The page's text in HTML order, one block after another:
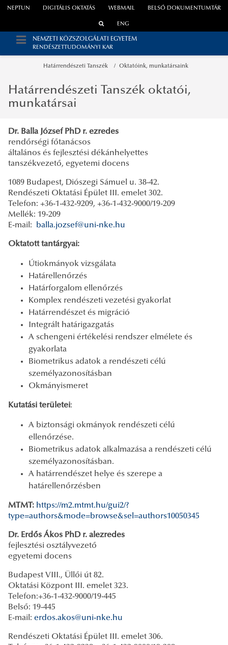
WEBMAIL
NEPTUN DIGITÁLIS OKTATÁS BELSŐ DOKUMENTUMTÁR
ENG
NEMZETI KÖZSZOLGÁLATI EGYETEM
RENDÉSZETTUDOMÁNYI KAR
Határrendészeti Tanszék Oktatóink, munkatársaink
Határrendészeti Tanszék oktatói,
munkatársai
Dr. Balla József PhD r. ezredes
rendőrségi főtanácsos
általános és fejlesztési dékánhelyettes
tanszékvezető, egyetemi docens
1089 Budapest, Diószegi Sámuel u. 38-42.
Rendészeti Oktatási Épület III. emelet 302.
Telefon: +36-1-432-9209, +36-1-432-9000/19-209
Mellék: 19-209
E-mail: balla.jozsef@uni-nke.hu
Oktatott tantárgyai:
Útiokmányok vizsgálata
Határellenőrzés
Határforgalom ellenőrzés
Komplex rendészeti vezetési gyakorlat
Határrendészet és migráció
Integrált határigazgatás
A schengeni értékelési rendszer elmélete és
gyakorlata
Biometrikus adatok a rendészeti célú
személyazonosításban
Okmányismeret
Kutatási területei:
A biztonsági okmányok rendészeti célú
ellenőrzése.
Biometrikus adatok alkalmazása a rendészeti célú
személyazonosításban.
A határrendészet helye és szerepe a
határellenőrzésben
MTMT: https://m2.mtmt.hu/gui2/?
type=authors&mode=browse&sel=authors10050345
Dr. Erdős Ákos PhD r. alezredes
fejlesztési osztályvezető
egyetemi docens
Budapest VIII., Üllői út 82.
Oktatási Központ III. emelet 323.
Telefon:+36-1-432-9000/19-445
Belső: 19-445
E-mail: erdos.akos@uni-nke.hu
Rendészeti Oktatási Épület III. emelet 306.